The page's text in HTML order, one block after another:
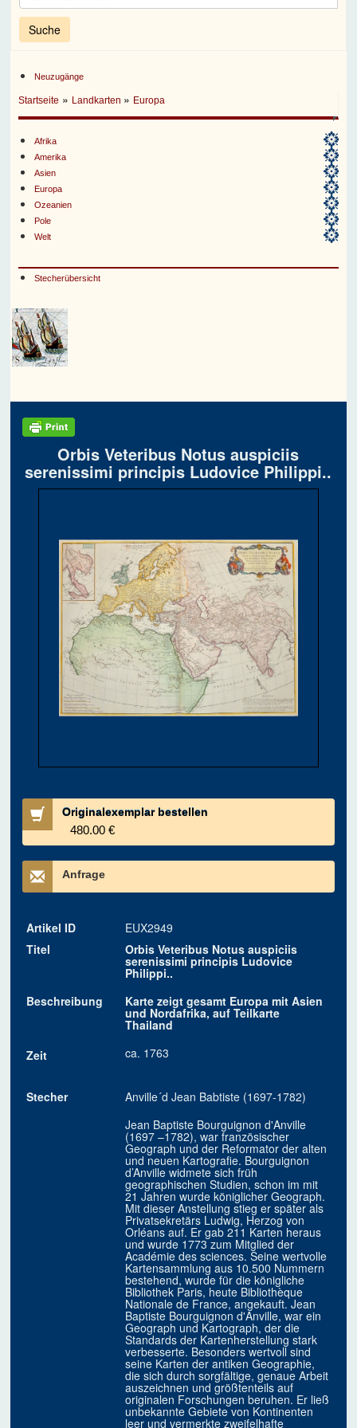
Neuzugänge
Startseite » Landkarten » Europa
Afrika
Amerika
Asien
Europa
Ozeanien
Pole
Welt
Stecherübersicht
Orbis Veteribus Notus auspiciis
serenissimi principis Ludovice Philippi..
Originalexemplar bestellen
480.00 €
Anfrage
Artikel ID
EUX2949
Titel
Orbis Veteribus Notus auspiciis
serenissimi principis Ludovice
Philippi..
Beschreibung
Karte zeigt gesamt Europa mit Asien
und Nordafrika, auf Teilkarte
Thailand
Zeit
ca. 1763
Stecher
Anville´d Jean Babtiste (1697-1782)
Jean Baptiste Bourguignon d'Anville
(1697 –1782), war französischer
Geograph und der Reformator der alten
und neuen Kartografie. Bourguignon
d’Anville widmete sich früh
geographischen Studien, schon im mit
21 Jahren wurde königlicher Geograph.
Mit dieser Anstellung stieg er später als
Privatsekretärs Ludwig, Herzog von
Orléans auf. Er gab 211 Karten heraus
und wurde 1773 zum Mitglied der
Académie des sciences. Seine wertvolle
Kartensammlung aus 10.500 Nummern
bestehend, wurde für die königliche
Bibliothek Paris, heute Bibliothèque
Nationale de France, angekauft. Jean
Baptiste Bourguignon d'Anville, war ein
Geograph und Kartograph, der die
Standards der Kartenherstellung stark
verbesserte. Besonders wertvoll sind
seine Karten der antiken Geographie,
die sich durch sorgfältige, genaue Arbeit
auszeichnen und größtenteils auf
originalen Forschungen beruhen. Er ließ
unbekannte Gebiete von Kontinenten
leer und vermerkte zweifelhafte